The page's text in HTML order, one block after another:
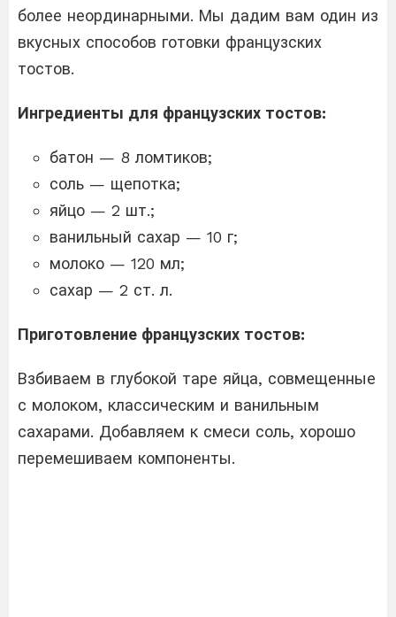
более неординарными. Мы дадим вам один из
вкусных способов готовки французских
тостов.
Ингредиенты для французских тостов:
батон — 8 ломтиков;
соль — щепотка;
яйцо — 2 шт.;
ванильный сахар — 10 г;
молоко — 120 мл;
сахар — 2 ст. л.
Приготовление французских тостов:
Взбиваем в глубокой таре яйца, совмещенные
с молоком, классическим и ванильным
сахарами. Добавляем к смеси соль, хорошо
перемешиваем компоненты.